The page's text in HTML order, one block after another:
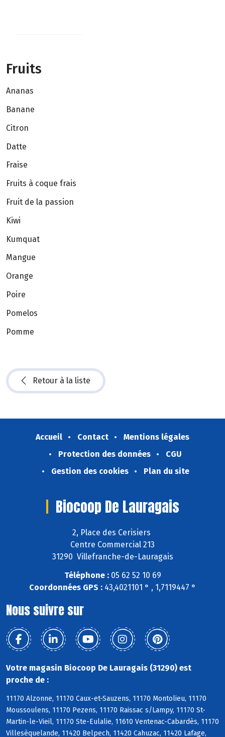
Fruits
Ananas
Banane
Citron
Datte
Fraise
Fruits à coque frais
Fruit de la passion
Kiwi
Kumquat
Mangue
Orange
Poire
Pomelos
Pomme
Retour à la liste
Accueil Contact
Mentions légales
Protection des données
CGU
Gestion des cookies
Plan du site
Biocoop De Lauragais
2, Place des Cerisiers
Centre Commercial 213
31290 Villefranche-de-Lauragais
Téléphone :05 62 52 10 69
Coordonnées GPS : 43,4021101 ° , 1,7119447 °
Nous suivre sur
Votre magasin Biocoop De Lauragais (31290) est
proche de :
11170 Alzonne, 11170 Caux-et-Sauzens, 11170 Montolieu, 11170
Moussoulens, 11170 Pezens, 11170 Raissac s/Lampy, 11170 St-
Martin-le-Vieil, 11170 Ste-Eulalie, 11610 Ventenac-Cabardès, 11170
Villesèquelande, 11420 Belpech, 11420 Cahuzac, 11420 Lafage,